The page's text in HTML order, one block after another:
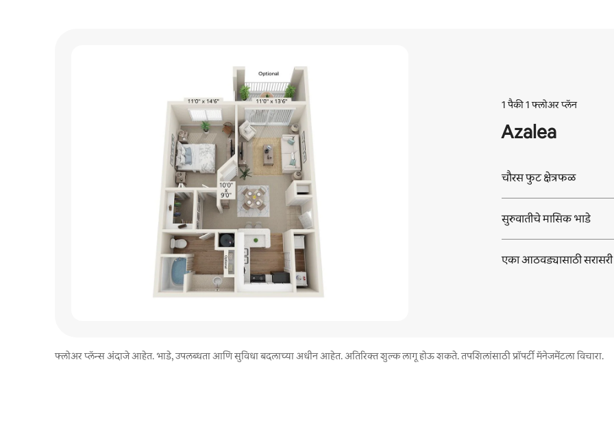
1 पैकी 1 फ्लोअर प्लॅन
Azalea
चौरस फुट क्षेत्रफळ
सुरुवातीचे मासिक भाडे
एका आठवड्यासाठी सरासरी
फ्लोअर प्लॅन्स अंदाजे आहेत. भाडे, उपलब्धता आणि सुविधा बदलाच्या अधीन आहेत. अतिरिक्त शुल्क लागू होऊ शकते. तपशिलांसाठी प्रॉपर्टी मॅनेजमेंटला विचारा.